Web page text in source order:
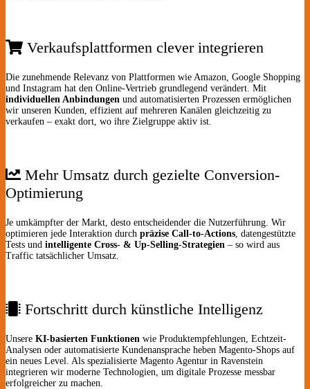
Verkaufsplattformen clever integrieren
Die zunehmende Relevanz von Plattformen wie Amazon, Google Shopping
und Instagram hat den Online-Vertrieb grundlegend verändert. Mit
individuellen Anbindungen und automatisierten Prozessen ermöglichen
wir unseren Kunden, effizient auf mehreren Kanälen gleichzeitig zu
verkaufen – exakt dort, wo ihre Zielgruppe aktiv ist.
Mehr Umsatz durch gezielte Conversion-
Optimierung
Je umkämpfter der Markt, desto entscheidender die Nutzerführung. Wir
optimieren jede Interaktion durch präzise Call-to-Actions , datengestützte
Tests und intelligente Cross- & Up-Selling-Strategien – so wird aus
Traffic tatsächlicher Umsatz.
Fortschritt durch künstliche Intelligenz
Unsere KI-basierten Funktionen wie Produktempfehlungen, Echtzeit-
Analysen oder automatisierte Kundenansprache heben Magento-Shops auf
ein neues Level. Als spezialisierte Magento Agentur in Ravenstein
integrieren wir moderne Technologien, um digitale Prozesse messbar
erfolgreicher zu machen.